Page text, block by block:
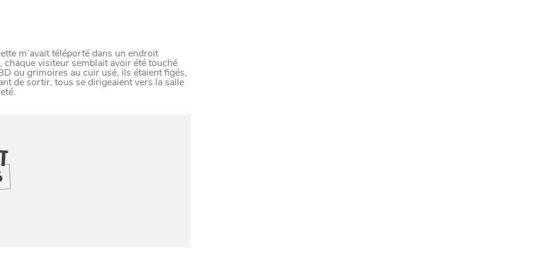
NORD
m’avait téléporté dans un endroit
visiteur semblait avoir été touché
ou grimoires au cuir usé, ils étaient figés,
de sortir, tous se dirigeaient vers la salle